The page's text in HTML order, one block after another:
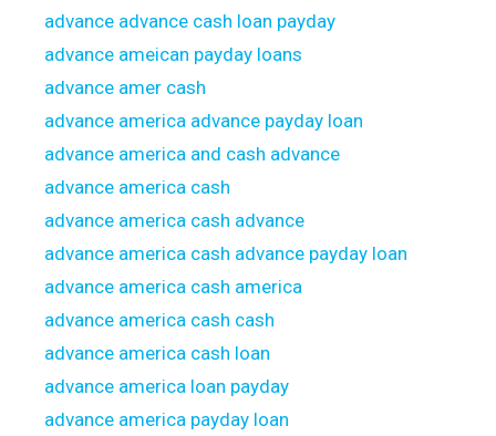
advance advance cash loan payday
advance ameican payday loans
advance amer cash
advance america advance payday loan
advance america and cash advance
advance america cash
advance america cash advance
advance america cash advance payday loan
advance america cash america
advance america cash cash
advance america cash loan
advance america loan payday
advance america payday loan